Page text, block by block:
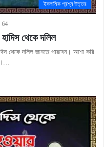
ইসলামিক প্রশ্ন উত্তর
64
থেকে দলিল
থেকে দলিল জানতে পারবেন। আশা করি